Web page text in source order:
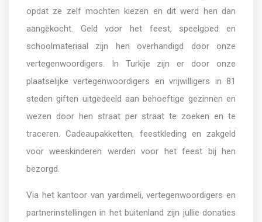
opdat ze zelf mochten kiezen en dit werd hen dan
aangekocht. Geld voor het feest, speelgoed en
schoolmateriaal zijn hen overhandigd door onze
vertegenwoordigers. In Turkije zijn er door onze
plaatselijke vertegenwoordigers en vrijwilligers in 81
steden giften uitgedeeld aan behoeftige gezinnen en
wezen door hen straat per straat te zoeken en te
traceren. Cadeaupakketten, feestkleding en zakgeld
voor weeskinderen werden voor het feest bij hen
bezorgd.
Via het kantoor van yardımeli, vertegenwoordigers en
partnerinstellingen in het buitenland zijn jullie donaties